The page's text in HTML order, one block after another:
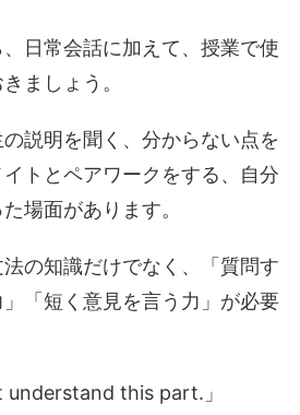
日常会話に加えて、授業で使
ましょう。
説明を聞く、分からない点を
トとペアワークをする、自分
場面があります。
の知識だけでなく、「質問す
「短く意見を言う力」が必要
understand this part.」